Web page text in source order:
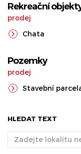
Rekreační
prodej
Chata
Pozemky
prodej
Stavební
HLEDAT TEXT